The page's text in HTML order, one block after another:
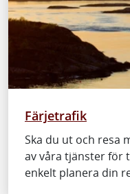
Färjetrafik
Ska du ut och resa
av våra tjänster för
enkelt planera din